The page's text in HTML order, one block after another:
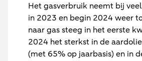
Het gasverbruik neemt bij
in 2023 en begin 2024 weer
naar gas steeg in het eerste
2024 het sterkst in de
(met 65% op jaarbasis) en in